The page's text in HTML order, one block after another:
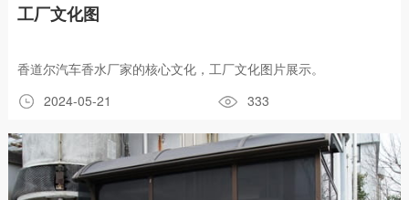
工厂文化图
香道尔汽车香水厂家的核心文化，工厂文化图片展示。
2024-05-21
333